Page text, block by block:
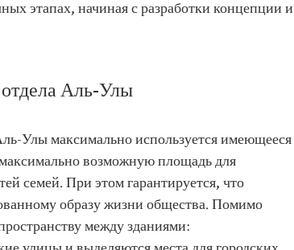
этапах, начиная с разработки концепции и
Аль-Улы
Улы максимально используется имеющееся
возможную площадь для
семей. При этом гарантируется, что
образу жизни общества. Помимо
между зданиями: